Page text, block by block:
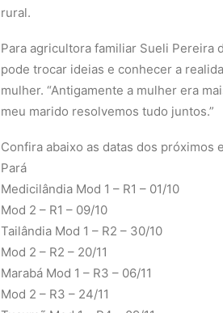
rural.
Para agricultora familiar Sueli Pereira
pode trocar ideias e conhecer a
mulher. “Antigamente a mulher era
meu marido resolvemos tudo juntos.”
Confira abaixo as datas dos próximos
Pará
Medicilândia Mod 1 – R1 – 01/10
Mod 2 – R1 – 09/10
Tailândia Mod 1 – R2 – 30/10
Mod 2 – R2 – 20/11
Marabá Mod 1 – R3 – 06/11
Mod 2 – R3 – 24/11